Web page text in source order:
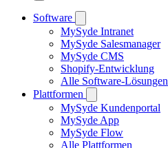
Software
MySyde Intranet
MySyde Salesmanager
MySyde CMS
Shopify-Entwicklung
Alle Software-Lösungen
Plattformen
MySyde Kundenportal
MySyde App
MySyde Flow
Alle Plattformen